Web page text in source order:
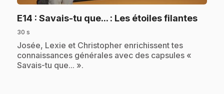
E14 : Savais-tu que... : Les étoiles filantes.
30 s
.Josée, Lexie et Christopher enrichissent tes
connaissances générales avec des capsules «
Savais-tu que... ».